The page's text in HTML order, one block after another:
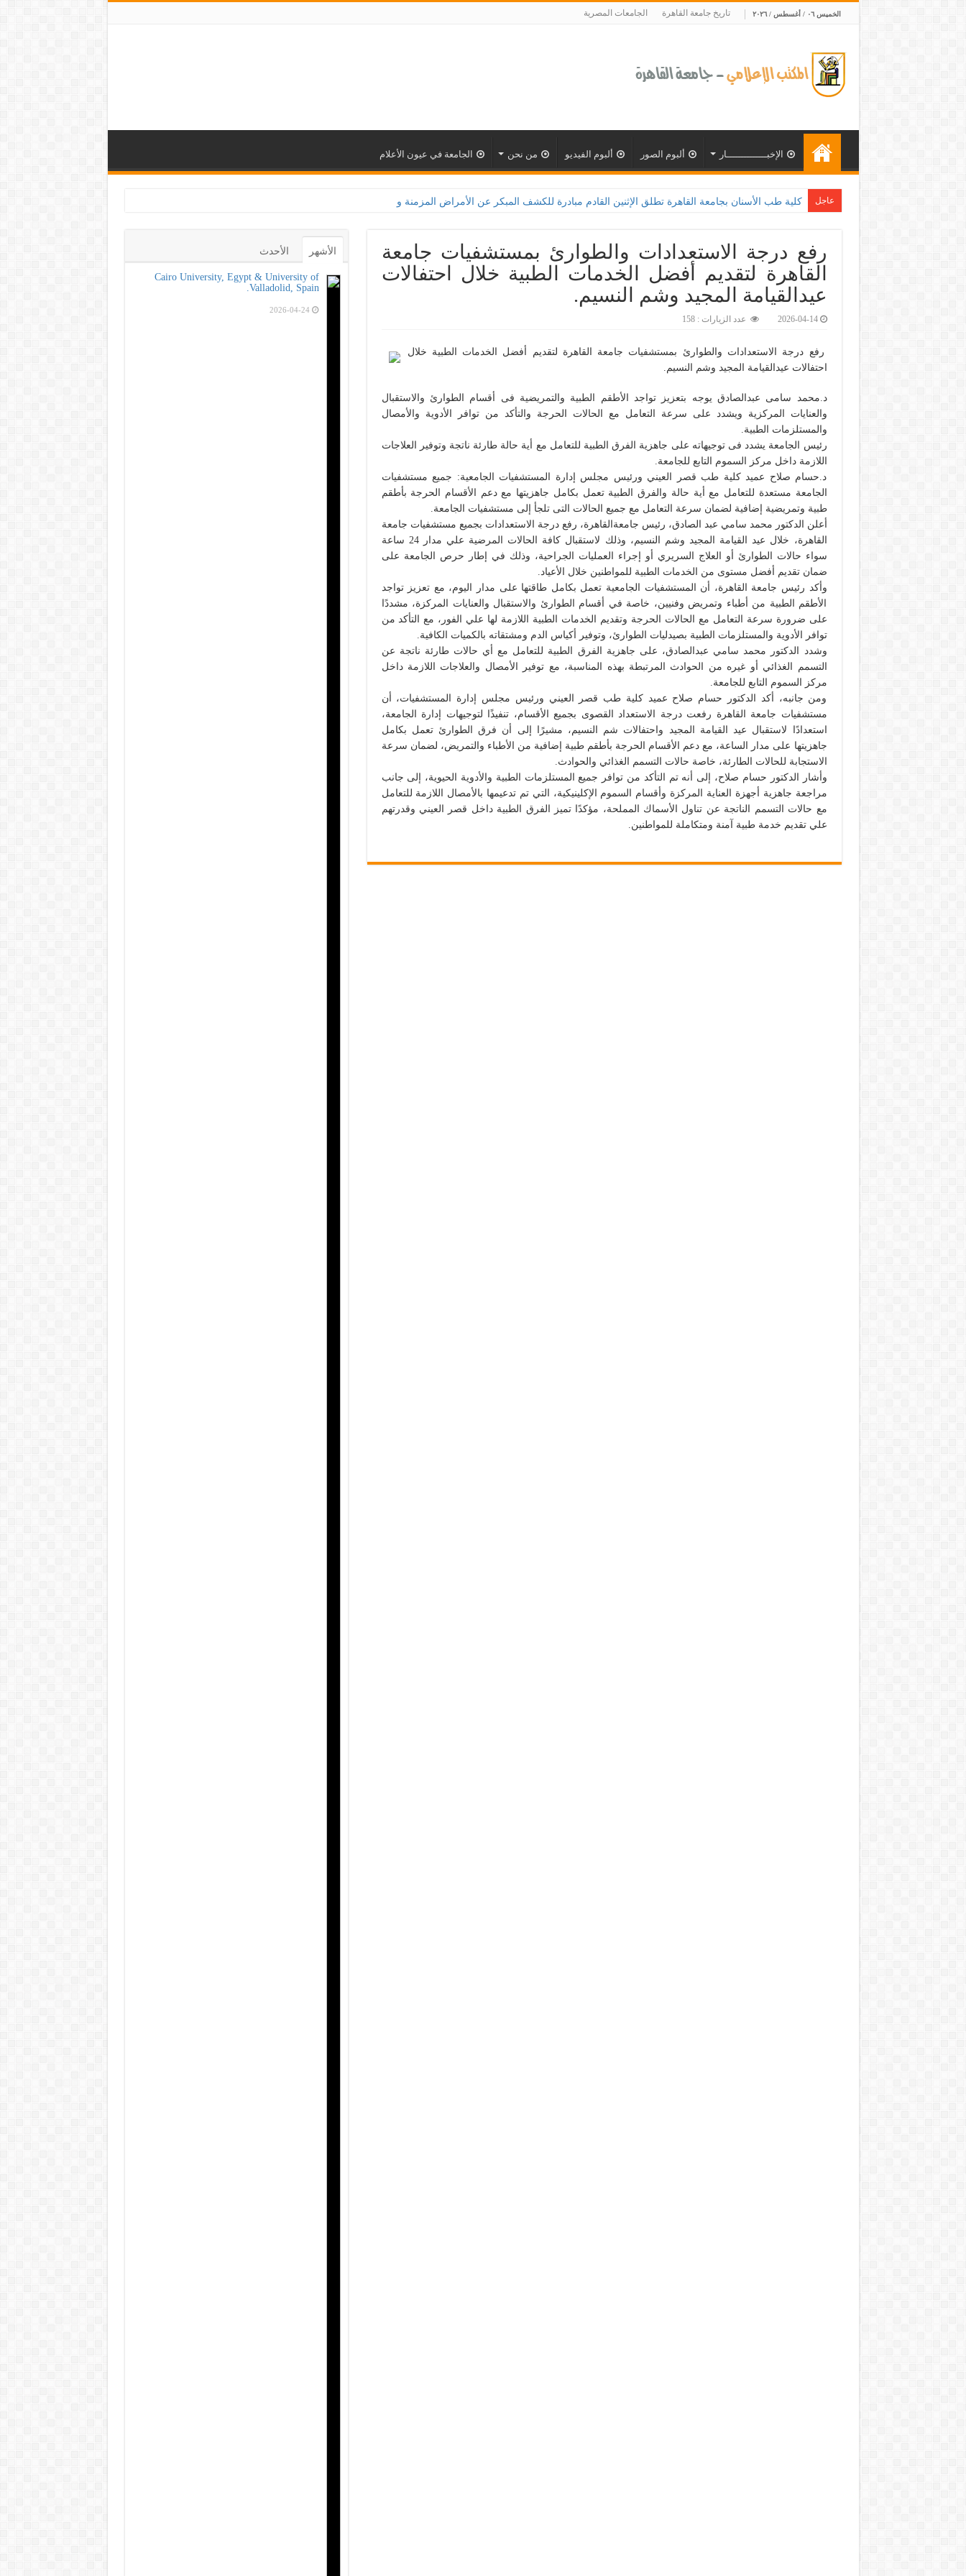
الخميس ٠٦ / أغسطس / ٢٠٢٦ تاريخ جامعة القاهرة الجامعات المصرية
الإخبــــــــــــــار ألبوم الصور ألبوم الفيديو من نحن الجامعة في عيون الأعلام
عاجل
رفع درجة الاستعدادات والطوارئ بمستشفيات جامعة
القاهرة لتقديم أفضل الخدمات الطبية خلال احتفالات
عيدالقيامة المجيد وشم النسيم.
2026-04-14 عدد الزيارات : 158
رفع درجة الاستعدادات والطوارئ بمستشفيات جامعة القاهرة لتقديم أفضل الخدمات الطبية خلال
احتفالات عيدالقيامة المجيد وشم النسيم.
د.محمد سامى عبدالصادق يوجه بتعزيز تواجد الأطقم الطبية والتمريضية فى أقسام الطوارئ والاستقبال
والعنايات المركزية ويشدد على سرعة التعامل مع الحالات الحرجة والتأكد من توافر الأدوية والأمصال
والمستلزمات الطبية.
رئيس الجامعة يشدد فى توجيهاته على جاهزية الفرق الطبية للتعامل مع أية حالة طارئة ناتجة وتوفير العلاجات
اللازمة داخل مركز السموم التابع للجامعة.
د.حسام صلاح عميد كلية طب قصر العيني ورئيس مجلس إدارة المستشفيات الجامعية: جميع مستشفيات
الجامعة مستعدة للتعامل مع أية حالة والفرق الطبية تعمل بكامل جاهزيتها مع دعم الأقسام الحرجة بأطقم
طبية وتمريضية إضافية لضمان سرعة التعامل مع جميع الحالات التى تلجأ إلى مستشفيات الجامعة.
أعلن الدكتور محمد سامي عبد الصادق، رئيس جامعةالقاهرة، رفع درجة الاستعدادات بجميع مستشفيات جامعة
القاهرة، خلال عيد القيامة المجيد وشم النسيم، وذلك لاستقبال كافة الحالات المرضية علي مدار 24 ساعة
سواء حالات الطوارئ أو العلاج السريري أو إجراء العمليات الجراحية، وذلك في إطار حرص الجامعة على
ضمان تقديم أفضل مستوى من الخدمات الطبية للمواطنين خلال الأعياد.
وأكد رئيس جامعة القاهرة، أن المستشفيات الجامعية تعمل بكامل طاقتها على مدار اليوم، مع تعزيز تواجد
الأطقم الطبية من أطباء وتمريض وفنيين، خاصة في أقسام الطوارئ والاستقبال والعنايات المركزة، مشددًا
على ضرورة سرعة التعامل مع الحالات الحرجة وتقديم الخدمات الطبية اللازمة لها علي الفور، مع التأكد من
توافر الأدوية والمستلزمات الطبية بصيدليات الطوارئ، وتوفير أكياس الدم ومشتقاته بالكميات الكافية.
وشدد الدكتور محمد سامي عبدالصادق، على جاهزية الفرق الطبية للتعامل مع أي حالات طارئة ناتجة عن
التسمم الغذائي أو غيره من الحوادث المرتبطة بهذه المناسبة، مع توفير الأمصال والعلاجات اللازمة داخل
مركز السموم التابع للجامعة.
ومن جانبه، أكد الدكتور حسام صلاح عميد كلية طب قصر العيني ورئيس مجلس إدارة المستشفيات، أن
مستشفيات جامعة القاهرة رفعت درجة الاستعداد القصوى بجميع الأقسام، تنفيذًا لتوجيهات إدارة الجامعة،
استعدادًا لاستقبال عيد القيامة المجيد واحتفالات شم النسيم، مشيرًا إلى أن فرق الطوارئ تعمل بكامل
جاهزيتها على مدار الساعة، مع دعم الأقسام الحرجة بأطقم طبية إضافية من الأطباء والتمريض، لضمان سرعة
الاستجابة للحالات الطارئة، خاصة حالات التسمم الغذائي والحوادث.
وأشار الدكتور حسام صلاح، إلى أنه تم التأكد من توافر جميع المستلزمات الطبية والأدوية الحيوية، إلى جانب
مراجعة جاهزية أجهزة العناية المركزة وأقسام السموم الإكلينيكية، التي تم تدعيمها بالأمصال اللازمة للتعامل
مع حالات التسمم الناتجة عن تناول الأسماك المملحة، مؤكدًا تميز الفرق الطبية داخل قصر العيني وقدرتهم
علي تقديم خدمة طبية آمنة ومتكاملة للمواطنين.
الأشهر الأحدث
Cairo University, Egypt & University of
Valladolid, Spain.
2026-04-24